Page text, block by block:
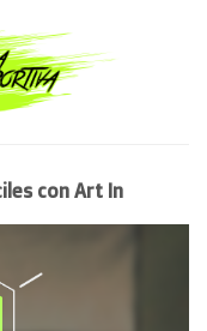
con Art In